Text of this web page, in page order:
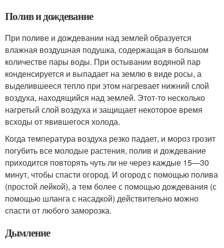
Полив и дождевание
При поливе и дождевании над землей образуется
влажная воздушная подушка, содержащая в большом
количестве пары воды. При остывании водяной пар
конденсируется и выпадает на землю в виде росы, а
выделившееся тепло при этом нагревает нижний слой
воздуха, находящийся над землей. Этот-то несколько
нагретый слой воздуха и защищает некоторое время
всходы от явившегося холода.
Когда температура воздуха резко падает, и мороз грозит
погубить все молодые растения, полив и дождевание
приходится повторять чуть ли не через каждые 15—30
минут, чтобы спасти огород. И огород с помощью полива
(простой лейкой), а тем более с помощью дождевания (с
помощью шланга с насадкой) действительно можно
спасти от любого заморозка.
Дымление